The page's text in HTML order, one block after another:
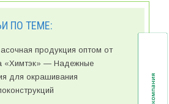
ПО ТЕМЕ:
продукция оптом от
«Химтэк» — Надежные
для окрашивания